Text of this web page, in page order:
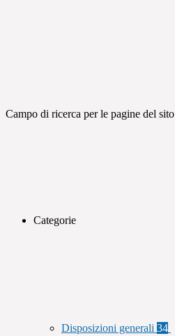
Campo di ricerca per le pagine del sito
Categorie
Disposizioni generali 34